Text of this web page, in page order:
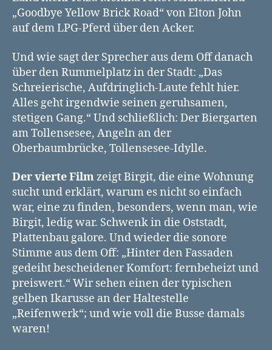
„Goodbye Yellow Brick Road“ von Elton John
auf dem LPG-Pferd über den Acker.
Und wie sagt der Sprecher aus dem Off danach
über den Rummelplatz in der Stadt: „Das
Schreierische, Aufdringlich-Laute fehlt hier.
Alles geht irgendwie seinen geruhsamen,
stetigen Gang.“ Und schließlich: Der Biergarten
am Tollensesee, Angeln an der
Oberbaumbrücke, Tollensesee-Idylle.
Der vierte Filmzeigt Birgit, die eine Wohnung
sucht und erklärt, warum es nicht so einfach
war, eine zu finden, besonders, wenn man, wie
Birgit, ledig war. Schwenk in die Oststadt,
Plattenbau galore. Und wieder die sonore
Stimme aus dem Off: „Hinter den Fassaden
gedeiht bescheidener Komfort: fernbeheizt und
preiswert.“ Wir sehen einen der typischen
gelben Ikarusse an der Haltestelle
„Reifenwerk“; und wie voll die Busse damals
waren!